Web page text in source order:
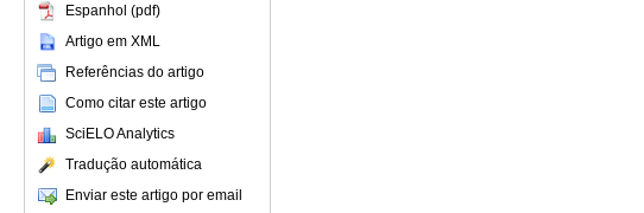
Espanhol (pdf)
Artigo em XML
Referências do artigo
Como citar este artigo
SciELO Analytics
Tradução automática
Enviar este artigo por email